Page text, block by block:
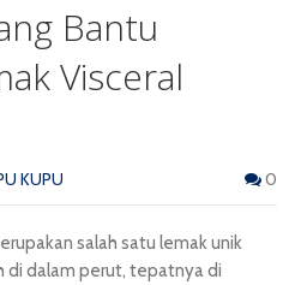
Bantu
Visceral
KUPU 0
salah satu lemak unik
di dalam perut, tepatnya di